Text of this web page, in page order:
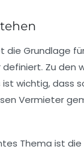
die Grundlage
definiert. Zu
ist wichtig, dass
Vermieter
Thema ist die